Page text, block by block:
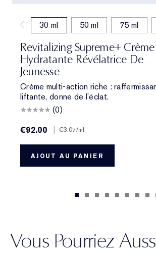
30 ml 50 ml 75 ml
Revitalizing Supreme+ Crème
Hydratante Révélatrice De
Jeunesse
Crème multi-action riche :
liftante, donne de l’éclat.
(0)
€92.00
| €3.07/ml
AJOUT AU PANIER
Vous Pourriez